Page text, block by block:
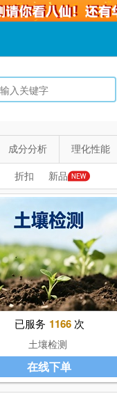
成分分析 理化性能
折扣 新品
已服务 1166次
土壤检测
在线下单